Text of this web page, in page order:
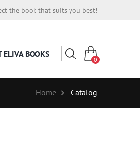
the book that suits you best!
ELIVA BOOKS
0
Home Catalog